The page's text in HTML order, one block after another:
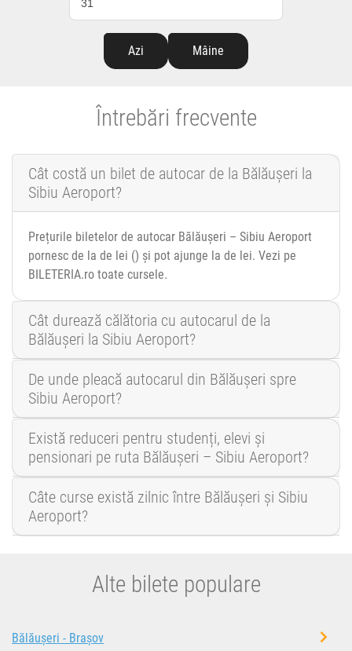
31
Azi Mâine
Întrebări frecvente
Cât costă un bilet de autocar de la Bălăușeri la
Sibiu Aeroport?
Prețurile biletelor de autocar Bălăușeri – Sibiu Aeroport
pornesc de la de lei () și pot ajunge la de lei. Vezi pe
BILETERIA.ro toate cursele.
Cât durează călătoria cu autocarul de la
Bălăușeri la Sibiu Aeroport?
De unde pleacă autocarul din Bălăușeri spre
Sibiu Aeroport?
Există reduceri pentru studenți, elevi și
pensionari pe ruta Bălăușeri – Sibiu Aeroport?
Câte curse există zilnic între Bălăușeri și Sibiu
Aeroport?
Alte bilete populare
Bălăușeri - Brașov